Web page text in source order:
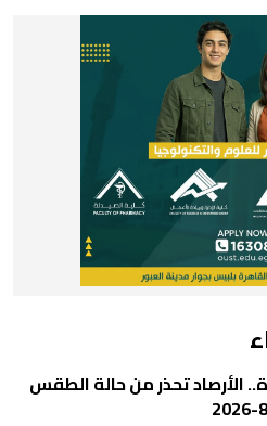
الأرصاد تحذر من حالة الطقس